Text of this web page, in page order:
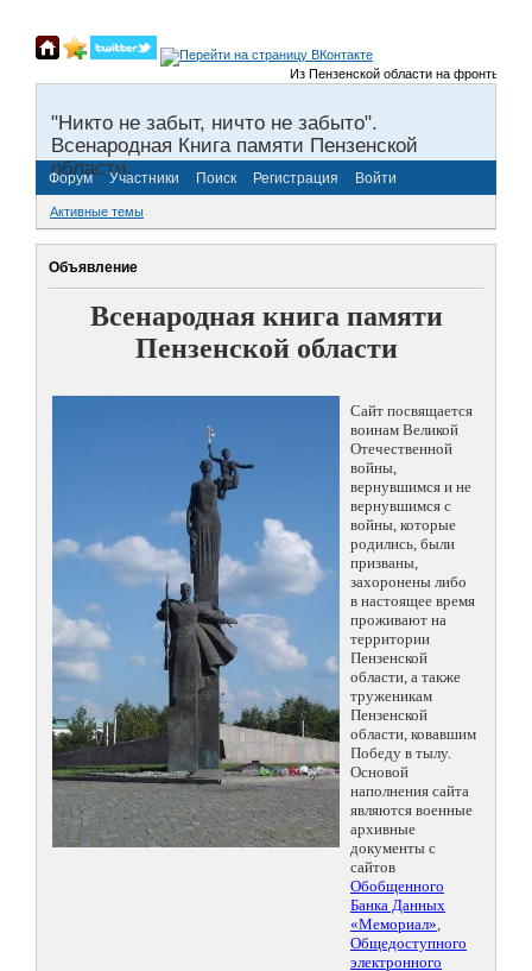
Из Пензенской области на фронты
"Никто не забыт, ничто не забыто".
Всенародная Книга памяти Пензенской
области.
Форум Участники Поиск Регистрация Войти
Активные темы
Объявление
Всенародная книга памяти
Пензенской области
Сайт посвящается
воинам Великой
Отечественной
войны,
вернувшимся и не
вернувшимся с
войны, которые
родились, были
призваны,
захоронены либо
в настоящее время
проживают на
территории
Пензенской
области, а также
труженикам
Пензенской
области, ковавшим
Победу в тылу.
Основой
наполнения сайта
являются военные
архивные
документы с
сайтов
Обобщенного
Банка Данных
«Мемориал»,
Общедоступного
электронного